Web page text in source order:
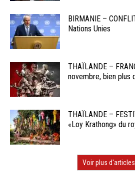
BIRMANIE –
Nations Unies
THAÏLANDE –
novembre, bien plus
THAÏLANDE –
«Loy Krathong» du
Voir plus d'articles